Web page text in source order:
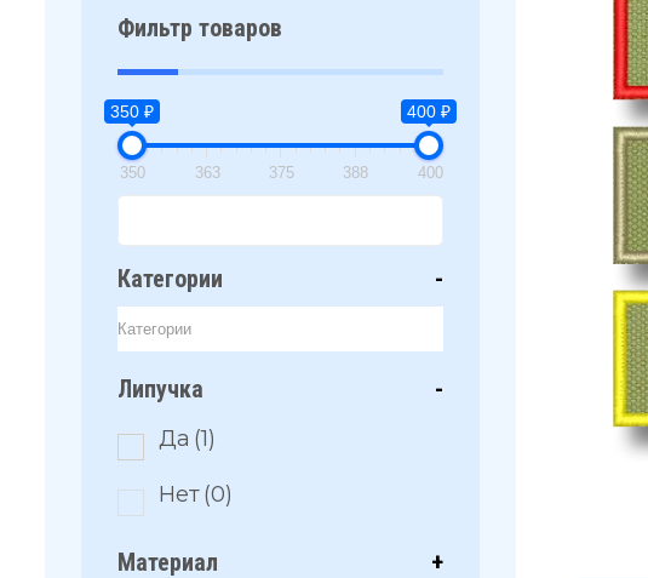
Фильтр товаров
350 ₽ 400 ₽
350 363 375 388 400
Категории -
Липучка -
Да (1)
Нет(0)
Материал +